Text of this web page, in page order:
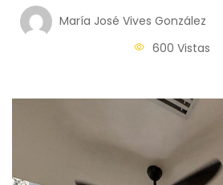
María José Vives González
600 Vistas